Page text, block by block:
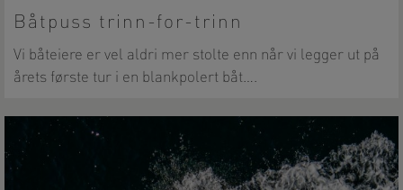
Båtpuss trinn-for-trinn
Vi båteiere er vel aldri mer stolte enn når vi legger ut på
årets første tur i en blankpolert båt….